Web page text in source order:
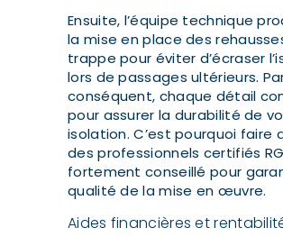
Ensuite, l’équipe technique
la mise en place des
trappe pour éviter d’écraser
lors de passages ultérieurs.
conséquent, chaque détail
pour assurer la durabilité de
isolation. C’est pourquoi faire
des professionnels certifiés
fortement conseillé pour
qualité de la mise en œuvre.
Aides financières et